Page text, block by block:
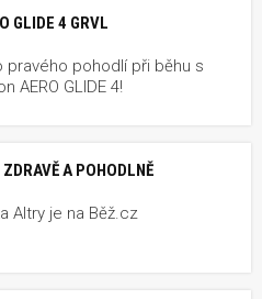
GLIDE 4 GRVL
pravého pohodlí při běhu s
AERO GLIDE 4!
A POHODLNĚ
Altry je na Běž.cz